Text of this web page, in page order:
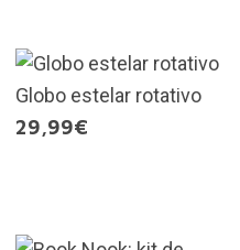
Globo estelar rotativo
29,99€